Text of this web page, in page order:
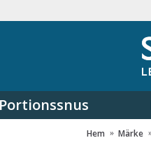
Portionssnus
Hem Märke